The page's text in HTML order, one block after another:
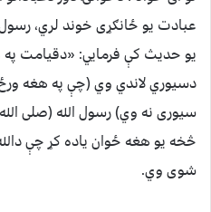
عبادت یو ځانګړی خوند لري،
یو حدیث کې فرمايي: «دقیامت په
دسیوري لاندي وي (چې په هغه
سیوری نه وي) رسول الله (صلی
څخه یو هغه ځوان یاده کړ چې
شوی وي.